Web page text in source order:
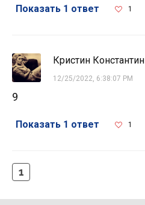
Показать 1 ответ 1
Кристин Константин
12/25/2022, 6:38:07 PM
9
Показать 1 ответ 1
1